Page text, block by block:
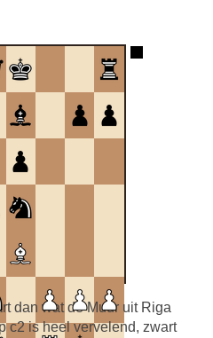
dan wat de Muur uit Riga
c2 is heel vervelend, zwart